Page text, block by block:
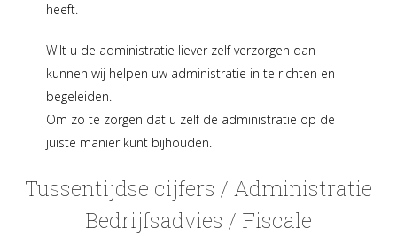
heeft.
Wilt u de administratie liever zelf verzorgen dan
kunnen wij helpen uw administratie in te richten en
begeleiden.
Om zo te zorgen dat u zelf de administratie op de
juiste manier kunt bijhouden.
Tussentijdse cijfers / Administratie
Bedrijfsadvies / Fiscale